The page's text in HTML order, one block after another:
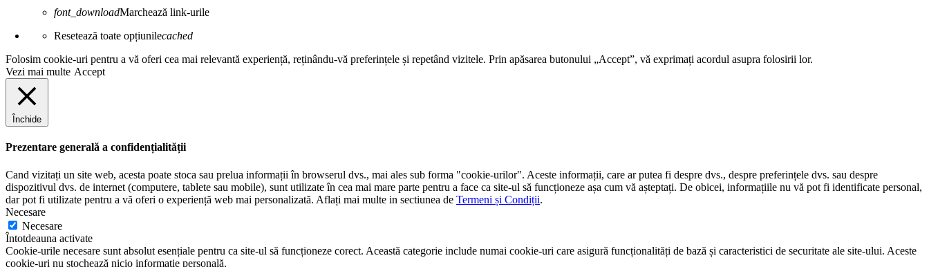
font_downloadMarchează link-urile
Resetează toate opțiunilecached
Folosim cookie-uri pentru a vă oferi cea mai relevantă experiență, reținându-vă preferințele și repetând vizitele. Prin apăsarea butonului „Accept”, vă exprimați acordul asupra folosirii lor.
Vezi mai multe Accept
Închide
Prezentare generală a confidențialității
Cand vizitați un site web, acesta poate stoca sau prelua informații în browserul dvs., mai ales sub forma "cookie-urilor". Aceste informații, care ar putea fi despre dvs., despre preferințele dvs. sau despre
dispozitivul dvs. de internet (computere, tablete sau mobile), sunt utilizate în cea mai mare parte pentru a face ca site-ul să funcționeze așa cum vă așteptați. De obicei, informațiile nu vă pot fi identificate personal,
dar pot fi utilizate pentru a vă oferi o experiență web mai personalizată. Aflați mai multe in sectiunea de Termeni și Condiții.
Necesare
Necesare
Întotdeauna activate
Cookie-urile necesare sunt absolut esențiale pentru ca site-ul să funcționeze corect. Această categorie include numai cookie-uri care asigură funcționalități de bază și caracteristici de securitate ale site-ului. Aceste
cookie-uri nu stochează nicio informație personală.